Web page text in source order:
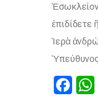
ἐπιδίδετε
Ἱερὰ